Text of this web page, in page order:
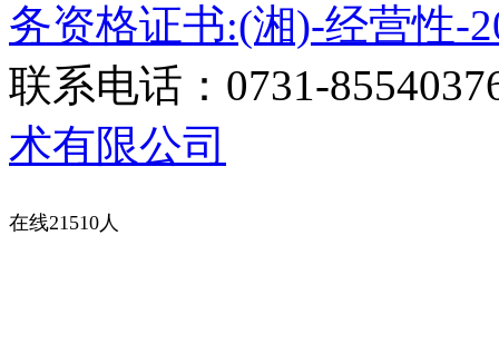
务资格证书:(湘)-经营性-
联系电话：0731-
术有限公司
在线21510人